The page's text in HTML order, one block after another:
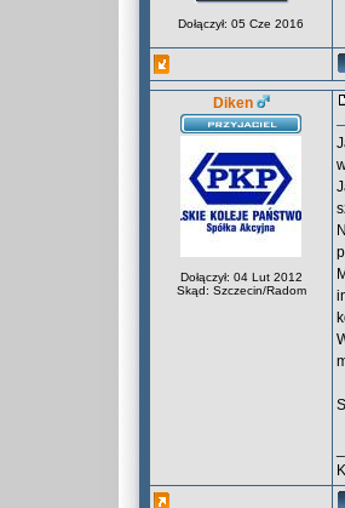
Dołączył: 05 Cze 2016
Diken
Dołączył: 04 Lut 2012
Skąd: Szczecin/Radom